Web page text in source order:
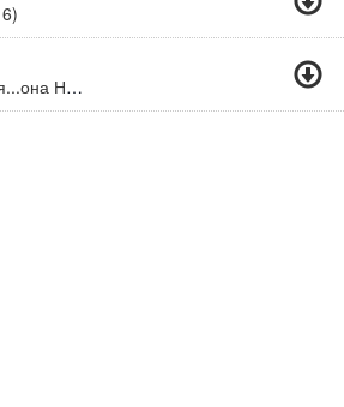
Не Исправиться...она Не Исправиться..